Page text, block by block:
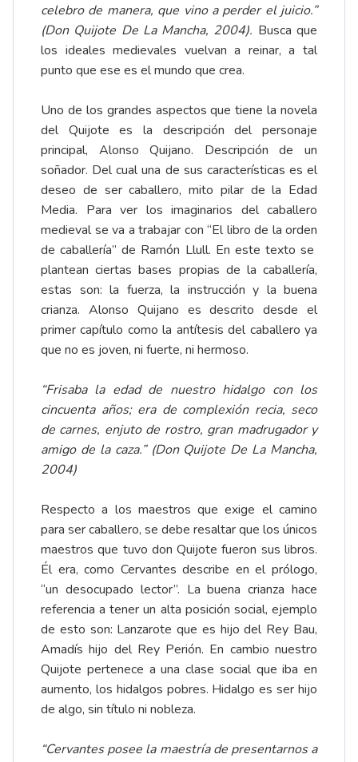
celebro de manera, que vino a perder el juicio.”
(Don Quijote De La Mancha, 2004). Busca que
los ideales medievales vuelvan a reinar, a tal
punto que ese es el mundo que crea.
Uno de los grandes aspectos que tiene la novela
del Quijote es la descripción del personaje
principal, Alonso Quijano. Descripción de un
soñador. Del cual una de sus características es el
deseo de ser caballero, mito pilar de la Edad
Media. Para ver los imaginarios del caballero
medieval se va a trabajar con “El libro de la orden
de caballería” de Ramón Llull. En este texto se
plantean ciertas bases propias de la caballería,
estas son: la fuerza, la instrucción y la buena
crianza. Alonso Quijano es descrito desde el
primer capítulo como la antítesis del caballero ya
que no es joven, ni fuerte, ni hermoso.
“Frisaba la edad de nuestro hidalgo con los
cincuenta años; era de complexión recia, seco
de carnes, enjuto de rostro, gran madrugador y
amigo de la caza.” (Don Quijote De La Mancha,
2004)
Respecto a los maestros que exige el camino
para ser caballero, se debe resaltar que los únicos
maestros que tuvo don Quijote fueron sus libros.
Él era, como Cervantes describe en el prólogo,
“un desocupado lector”. La buena crianza hace
referencia a tener un alta posición social, ejemplo
de esto son: Lanzarote que es hijo del Rey Bau,
Amadís hijo del Rey Perión. En cambio nuestro
Quijote pertenece a una clase social que iba en
aumento, los hidalgos pobres. Hidalgo es ser hijo
de algo, sin título ni nobleza.
“Cervantes posee la maestría de presentarnos a